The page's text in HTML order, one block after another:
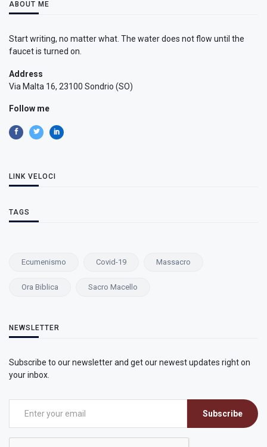
ABOUT ME
Start writing, no matter what. The water does not flow until the
faucet is turned on.
Address
Via Malta 16, 23100 Sondrio (SO)
Follow me
LINK VELOCI
TAGS
Ecumenismo Covid-19 Massacro
Ora Biblica Sacro Macello
NEWSLETTER
Subscribe to our newsletter and get our newest updates right on
your inbox.
Subscribe